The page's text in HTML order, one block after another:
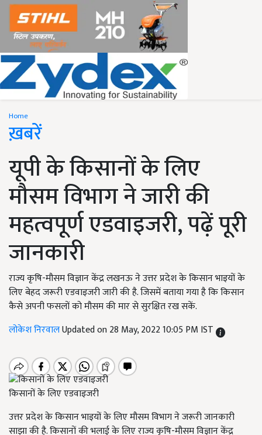
Home
ख़बरें
यूपी के किसानों के लिए
मौसम विभाग ने जारी की
महत्वपूर्ण एडवाइजरी, पढ़ें पूरी
जानकारी
राज्य कृषि-मौसम विज्ञान केंद्र लखनऊ ने उत्तर प्रदेश के किसान भाइयों के
लिए बेहद जरूरी एडवाइजरी जारी की है. जिसमें बताया गया है कि किसान
कैसे अपनी फसलों को मौसम की मार से सुरक्षित रख सकें.
लोकेश निरवालUpdated on 28 May, 2022 10:05 PM IST
किसानों के लिए एडवाइजरी
उत्तर प्रदेश के किसान भाइयों के लिए मौसम विभाग ने जरूरी जानकारी
साझा की है. किसानों की भलाई के लिए राज्य कृषि-मौसम विज्ञान केंद्र